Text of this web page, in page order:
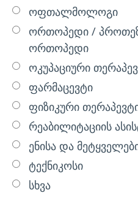
ოფთალმოლოგი
ორთოპედი /
ორთოპედი
ოკუპაციური
ფარმაცევტი
ფიზიკური
რეაბილიტაციის
ენისა და
ტექნიკოსი
სხვა